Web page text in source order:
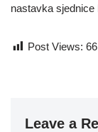
nastavka
Post Views: 66
Leave a